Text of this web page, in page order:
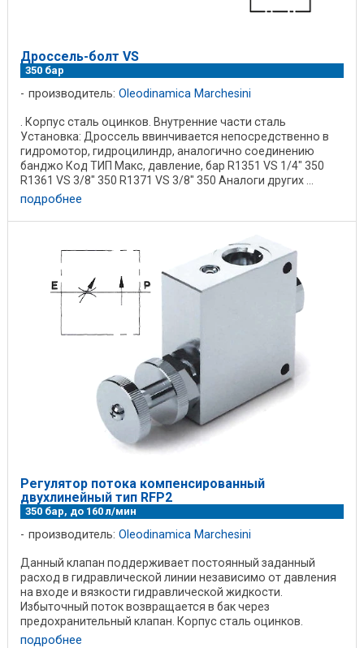
Дроссель-болт VS
350 бар
производитель: Oleodinamica Marchesini
. Корпус сталь оцинков. Внутренние части сталь
Установка: Дроссель ввинчивается непосредственно в
гидромотор, гидроцилиндр, аналогично соединению
банджо Код ТИП Макс, давление, бар R1351 VS 1/4" 350
R1361 VS 3/8" 350 R1371 VS 3/8" 350 Аналоги других ...
подробнее
Регулятор потока компенсированный
двухлинейный тип RFP2
350 бар, до 160 л/мин
производитель: Oleodinamica Marchesini
Данный клапан поддерживает постоянный заданный
расход в гидравлической линии независимо от давления
на входе и вязкости гидравлической жидкости.
Избыточный поток возвращается в бак через
предохранительный клапан. Корпус сталь оцинков.
Внутренние ...
подробнее